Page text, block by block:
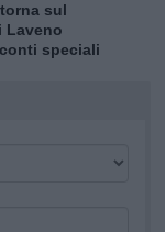
sul
Laveno
speciali